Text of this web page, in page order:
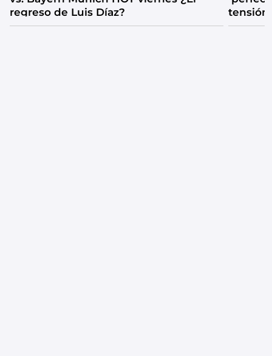
regreso de Luis Díaz?
tensión
catarsis